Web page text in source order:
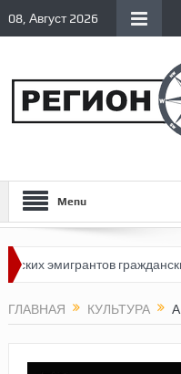
08, Август 2026
Menu
гражданских прав
ГЛАВНАЯ КУЛЬТУРА